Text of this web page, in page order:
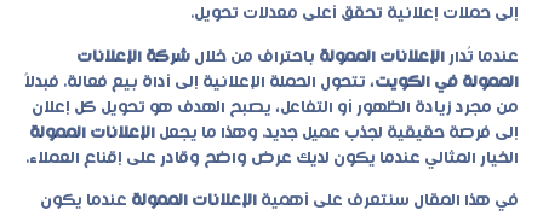
إلى حملات إعلانية تحقق أعلى معدلات تحويل.
عندما تُدار الإعلانات الممولة باحتراف من خلال شركة الإعلانات
الممولة في الكويت، تتحول الحملة الإعلانية إلى أداة بيع فعالة. فبدلاً
من مجرد زيادة الظهور أو التفاعل، يصبح الهدف هو تحويل كل إعلان
إلى فرصة حقيقية لجذب عميل جديد. وهذا ما يجعل الإعلانات الممولة
الخيار المثالي عندما يكون لديك عرض واضح وقادر على إقناع العملاء.
في هذا المقال سنتعرف على أهمية الإعلانات الممولة عندما يكون